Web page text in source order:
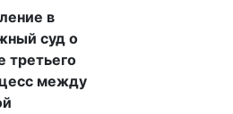
в
суд о
третьего
между